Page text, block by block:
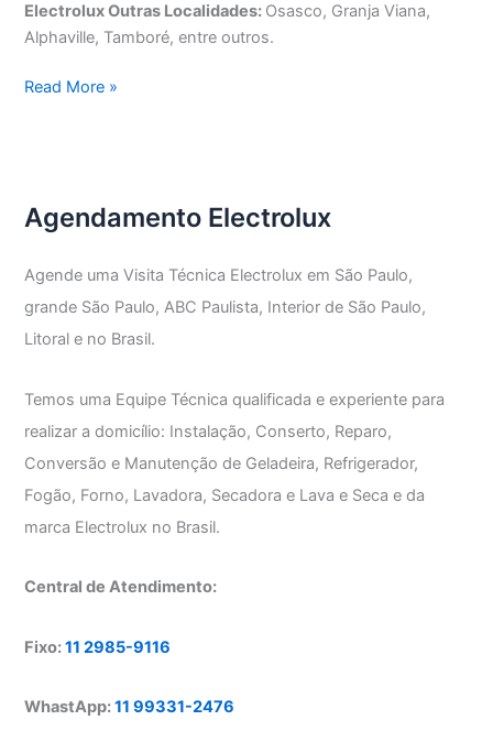
Electrolux Outras Localidades: Osasco, Granja Viana,
Alphaville, Tamboré, entre outros.
Assistência
Side
Read More »
Agendamento Electrolux
Agende uma Visita Técnica Electrolux em São Paulo,
grande São Paulo, ABC Paulista, Interior de São Paulo,
Litoral e no Brasil.
Temos uma Equipe Técnica qualificada e experiente para
realizar a domicílio: Instalação, Conserto, Reparo,
Conversão e Manutenção de Geladeira, Refrigerador,
Fogão, Forno, Lavadora, Secadora e Lava e Seca e da
marca Electrolux no Brasil.
Central de Atendimento:
Fixo:11 2985-9116
WhastApp:11 99331-2476